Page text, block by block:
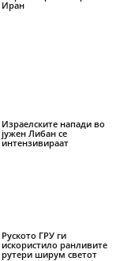
Иран
Израелските напади во
јужен Либан се
интензивираат
Руското ГРУ ги
искористило ранливите
рутери ширум светот